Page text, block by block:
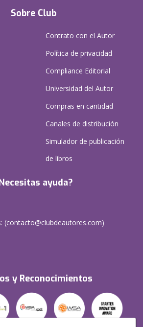
Sobre Club
Contrato con el Autor
Política de privacidad
Compliance Editorial
Universidad del Autor
Compras en cantidad
Canales de distribución
Simulador de publicación
de libros
ayuda?
(contacto@clubdeautores.com)
y Reconocimientos